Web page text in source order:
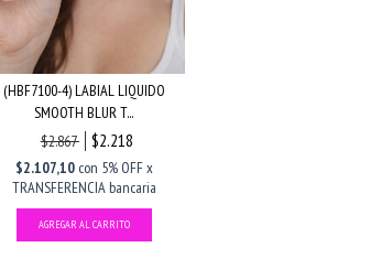
(HBF7100-4) LABIAL LIQUIDO
SMOOTH BLUR T...
$2.867
$2.218
$2.107,10 con 5% OFF x
TRANSFERENCIA bancaria